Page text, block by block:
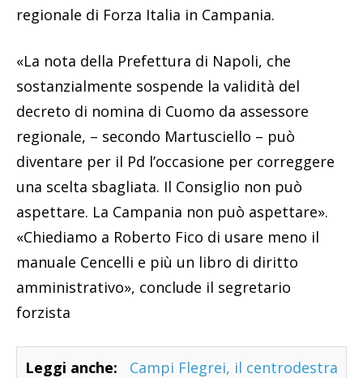
regionale di Forza Italia in Campania.
«La nota della Prefettura di Napoli, che
sostanzialmente sospende la validità del
decreto di nomina di Cuomo da assessore
regionale, – secondo Martusciello – può
diventare per il Pd l’occasione per correggere
una scelta sbagliata. Il Consiglio non può
aspettare. La Campania non può aspettare».
«Chiediamo a Roberto Fico di usare meno il
manuale Cencelli e più un libro di diritto
amministrativo», conclude il segretario
forzista
Leggi anche:
Campi Flegrei, il centrodestra